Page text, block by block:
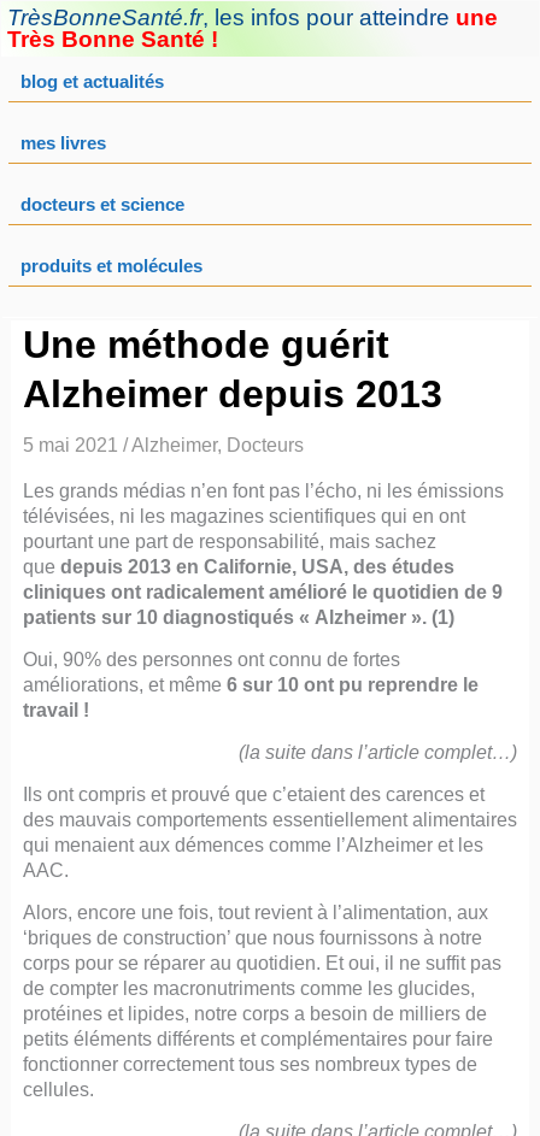
Aller
au
TrèsBonneSanté.fr, les infos pour atteindre une
Très Bonne Santé !
blog et actualités
mes livres
docteurs et science
produits et molécules
Une méthode guérit
Alzheimer depuis 2013
5 mai 2021 /Alzheimer, Docteurs
Les grands médias n’en font pas l’écho, ni les émissions
télévisées, ni les magazines scientifiques qui en ont
pourtant une part de responsabilité, mais sachez
que depuis 2013 en Californie, USA, des études
cliniques ont radicalement amélioré le quotidien de 9
patients sur 10 diagnostiqués « Alzheimer ». (1)
Oui, 90% des personnes ont connu de fortes
améliorations, et même 6 sur 10 ont pu reprendre le
travail !
(la suite dans l’article complet…)
Ils ont compris et prouvé que c’etaient des carences et
des mauvais comportements essentiellement alimentaires
qui menaient aux démences comme l’Alzheimer et les
AAC.
Alors, encore une fois, tout revient à l’alimentation, aux
‘briques de construction’ que nous fournissons à notre
corps pour se réparer au quotidien. Et oui, il ne suffit pas
de compter les macronutriments comme les glucides,
protéines et lipides, notre corps a besoin de milliers de
petits éléments différents et complémentaires pour faire
fonctionner correctement tous ses nombreux types de
cellules.
(la suite dans l’article complet…)